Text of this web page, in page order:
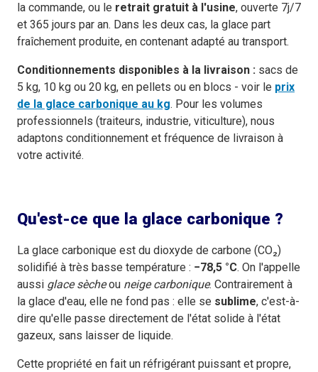
la commande, ou le retrait gratuit à l'usine, ouverte 7j/7
et 365 jours par an. Dans les deux cas, la glace part
fraîchement produite, en contenant adapté au transport.
Conditionnements disponibles à la livraison : sacs de
5 kg, 10 kg ou 20 kg, en pellets ou en blocs - voir le prix
de la glace carbonique au kg. Pour les volumes
professionnels (traiteurs, industrie, viticulture), nous
adaptons conditionnement et fréquence de livraison à
votre activité.
Qu'est-ce que la glace carbonique ?
La glace carbonique est du dioxyde de carbone (CO₂)
solidifié à très basse température : −78,5 °C. On l'appelle
aussi glace sèche ou neige carbonique. Contrairement à
la glace d'eau, elle ne fond pas : elle se sublime, c'est-à-
dire qu'elle passe directement de l'état solide à l'état
gazeux, sans laisser de liquide.
Cette propriété en fait un réfrigérant puissant et propre,